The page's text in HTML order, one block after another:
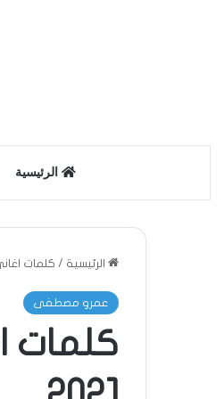
الرئيسية
الرئيسية / كلمات
عمرو مصطفى
كلمات